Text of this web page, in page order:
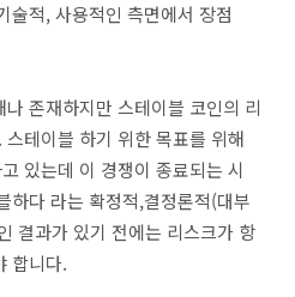
술적, 사용적인 측면에서 장점
존재하지만 스테이블 코인의 리
테이블 하기 위한 목표를 위해
있는데 이 경쟁이 종료되는 시
하다 라는 확정적,결정론적(대부
결과가 있기 전에는 리스크가 항
합니다.